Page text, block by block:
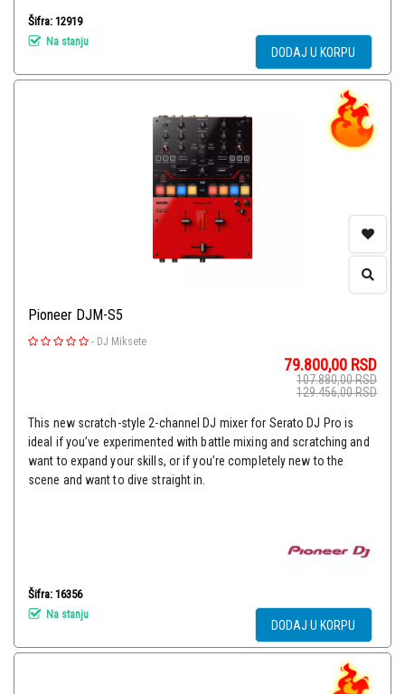
Šifra: 12919
Na stanju
DODAJ U KORPU
Pioneer DJM-S5
- DJ Miksete
79.800,00 RSD
107.880,00RSD
129.456,00RSD
This new scratch-style 2-channel DJ mixer for Serato DJ Pro is
ideal if you’ve experimented with battle mixing and scratching and
want to expand your skills, or if you’re completely new to the
scene and want to dive straight in.
Šifra: 16356
Na stanju
DODAJ U KORPU